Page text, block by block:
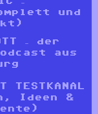
und
– der
aus
TESTKANAL
Ideen &